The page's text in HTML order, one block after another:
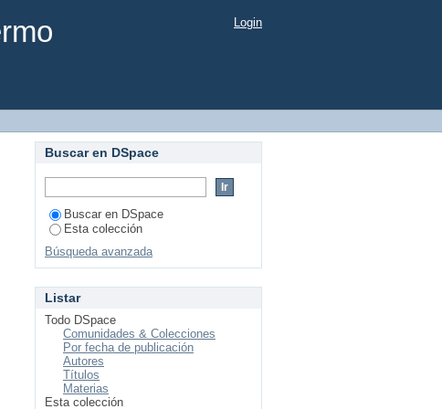
Login
Buscar en DSpace
Buscar en DSpace
Esta colección
Búsqueda avanzada
Listar
Todo DSpace
Comunidades & Colecciones
Por fecha de publicación
Autores
Títulos
Materias
Esta colección